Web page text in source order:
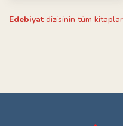
Edebiyat dizisinin tüm